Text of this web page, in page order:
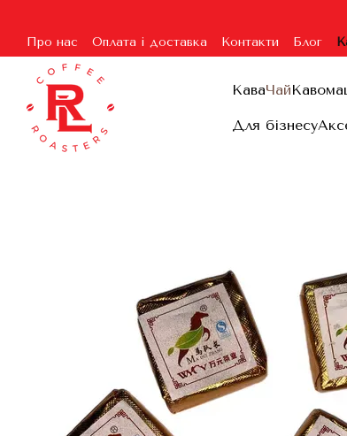
Про нас Оплата і доставка Контакти Блог
Угода користувача
Гарантія та повернення
КаваЧай
Для бізнесу